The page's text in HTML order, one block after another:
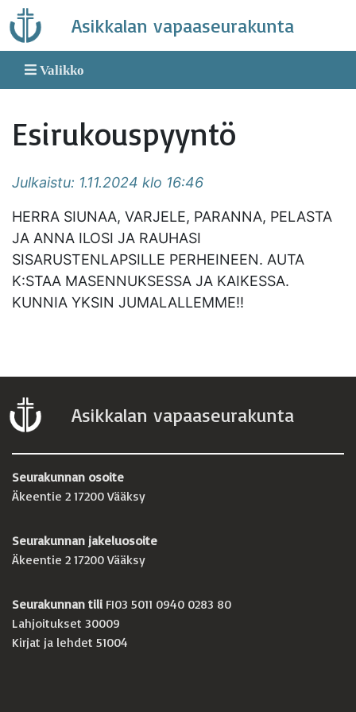
Skip
to
content
Asikkalan vapaaseurakunta
Valikko
Esirukouspyyntö
Julkaistu: 1.11.2024 klo 16:46
HERRA SIUNAA, VARJELE, PARANNA, PELASTA
JA ANNA ILOSI JA RAUHASI
SISARUSTENLAPSILLE PERHEINEEN. AUTA
K:STAA MASENNUKSESSA JA KAIKESSA.
KUNNIA YKSIN JUMALALLEMME!!
Asikkalan vapaaseurakunta
Seurakunnan osoite
Äkeentie 2 17200 Vääksy
Seurakunnan jakeluosoite
Äkeentie 2 17200 Vääksy
Seurakunnan tili FI03 5011 0940 0283 80
Lahjoitukset 30009
Kirjat ja lehdet 51004